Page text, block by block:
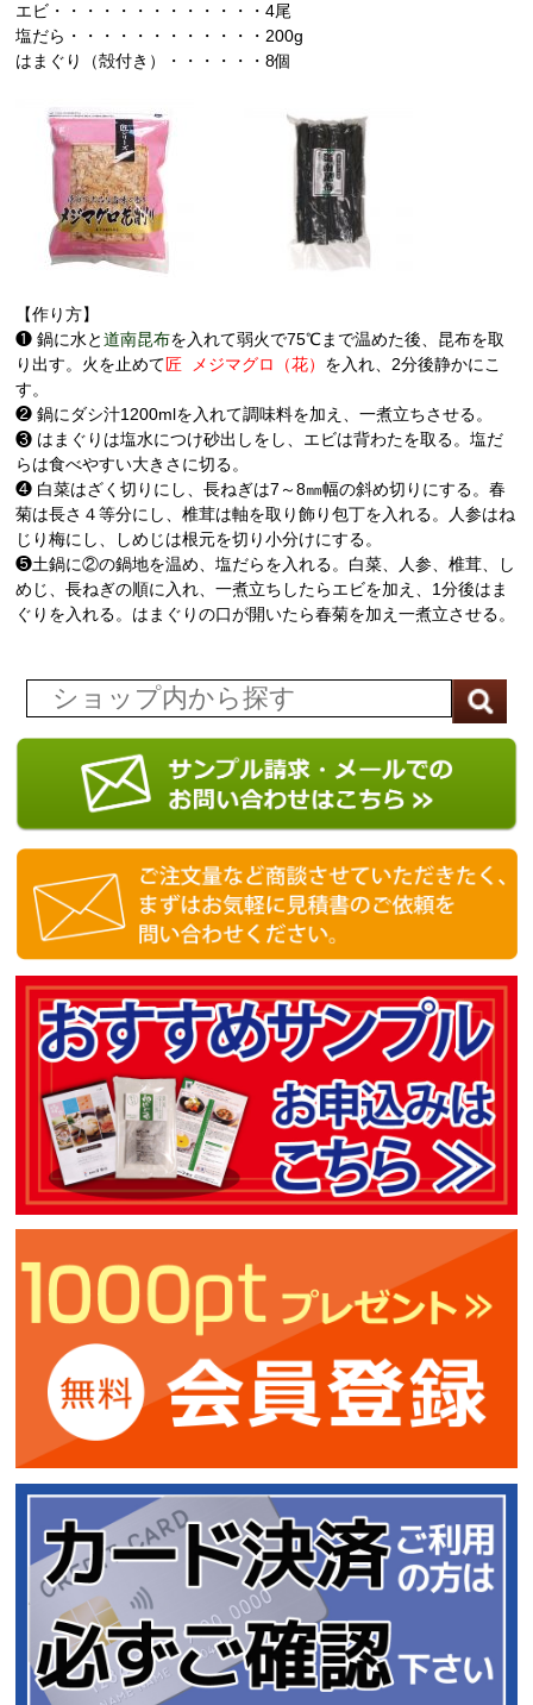
エビ・・・・・・・・・・・・・4尾
塩だら・・・・・・・・・・・・200g
はまぐり（殻付き）・・・・・・8個
【作り方】
❶ 鍋に水と道南昆布を入れて弱火で75℃まで温めた後、昆布を取
り出す。火を止めて匠 メジマグロ（花） を入れ、2分後静かにこ
す。
❷ 鍋にダシ汁1200mlを入れて調味料を加え、一煮立ちさせる。
❸ はまぐりは塩水につけ砂出しをし、エビは背わたを取る。塩だ
らは食べやすい大きさに切る。
❹ 白菜はざく切りにし、長ねぎは7～8㎜幅の斜め切りにする。春
菊は長さ４等分にし、椎茸は軸を取り飾り包丁を入れる。人参はね
じり梅にし、しめじは根元を切り小分けにする。
❺土鍋に②の鍋地を温め、塩だらを入れる。白菜、人参、椎茸、し
めじ、長ねぎの順に入れ、一煮立ちしたらエビを加え、1分後はま
ぐりを入れる。はまぐりの口が開いたら春菊を加え一煮立させる。